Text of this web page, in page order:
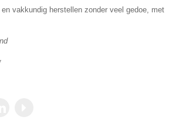
vakkundig herstellen zonder veel gedoe, met